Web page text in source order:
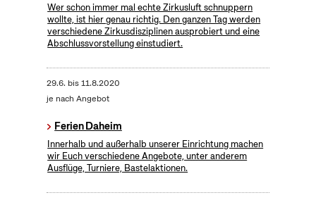
Wer schon immer mal echte Zirkusluft schnuppern
wollte, ist hier genau richtig. Den ganzen Tag werden
verschiedene Zirkusdisziplinen ausprobiert und eine
Abschlussvorstellung einstudiert.
29.6. bis11.8.2020
je nach Angebot
Ferien Daheim
Innerhalb und außerhalb unserer Einrichtung machen
wir Euch verschiedene Angebote, unter anderem
Ausflüge, Turniere, Bastelaktionen.